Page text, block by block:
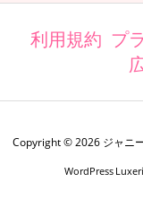
利用規約 プ
Copyright ©2026 ジャニ
WordPress